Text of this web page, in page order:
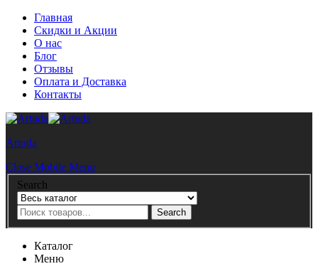
Главная
Скидки и Акции
О нас
Блог
Отзывы
Оплата и Доставка
Контакты
Artuda
Close Mobile Menu
Search
Search
Каталог
Меню